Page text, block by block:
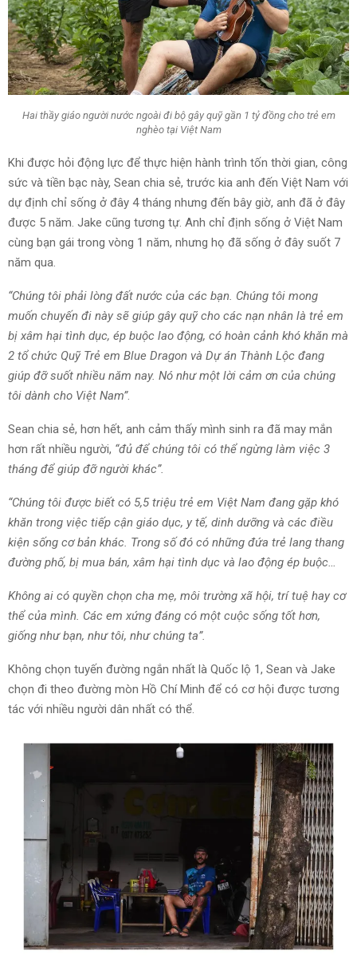
Hai thầy giáo người nước ngoài đi bộ gây quỹ gần 1 tỷ đồng cho trẻ em
nghèo tại Việt Nam
Khi được hỏi động lực để thực hiện hành trình tốn thời gian, công
sức và tiền bạc này, Sean chia sẻ, trước kia anh đến Việt Nam với
dự định chỉ sống ở đây 4 tháng nhưng đến bây giờ, anh đã ở đây
được 5 năm. Jake cũng tương tự. Anh chỉ định sống ở Việt Nam
cùng bạn gái trong vòng 1 năm, nhưng họ đã sống ở đây suốt 7
năm qua.
“Chúng tôi phải lòng đất nước của các bạn. Chúng tôi mong
muốn chuyến đi này sẽ giúp gây quỹ cho các nạn nhân là trẻ em
bị xâm hại tình dục, ép buộc lao động, có hoàn cảnh khó khăn mà
2 tổ chức Quỹ Trẻ em Blue Dragon và Dự án Thành Lộc đang
giúp đỡ suốt nhiều năm nay. Nó như một lời cảm ơn của chúng
tôi dành cho Việt Nam”.
Sean chia sẻ, hơn hết, anh cảm thấy mình sinh ra đã may mắn
hơn rất nhiều người, “đủ để chúng tôi có thể ngừng làm việc 3
tháng để giúp đỡ người khác”.
“Chúng tôi được biết có 5,5 triệu trẻ em Việt Nam đang gặp khó
khăn trong việc tiếp cận giáo dục, y tế, dinh dưỡng và các điều
kiện sống cơ bản khác. Trong số đó có những đứa trẻ lang thang
đường phố, bị mua bán, xâm hại tình dục và lao động ép buộc…
Không ai có quyền chọn cha mẹ, môi trường xã hội, trí tuệ hay cơ
thể của mình. Các em xứng đáng có một cuộc sống tốt hơn,
giống như bạn, như tôi, như chúng ta”.
Không chọn tuyến đường ngắn nhất là Quốc lộ 1, Sean và Jake
chọn đi theo đường mòn Hồ Chí Minh để có cơ hội được tương
tác với nhiều người dân nhất có thể.